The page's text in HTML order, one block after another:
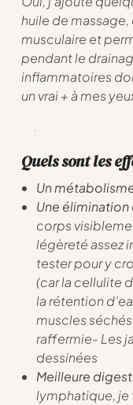
huile de
musculaire et
pendant le
inflammatoires
un vrai + à mes
Quels sont les
Un
Une élimination
corps
légèreté assez
tester pour y
(car la cellulite
la rétention
muscles
raffermie- Les
dessinées
Meilleure
lymphatique, je